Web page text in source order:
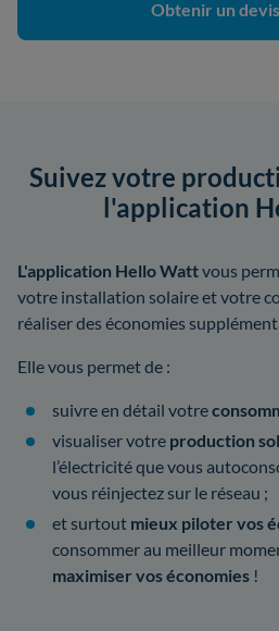
Obtenir un
Suivez votre
l'application
L'application Hello Wattvous
votre installation solaire et votre
réaliser des économies
Elle vous permet de :
suivre en détail votre
visualiser votre production
l’électricité que vous
vous réinjectez sur le réseau ;
et surtout mieux piloter vos
consommer au meilleur
maximiser vos économies !